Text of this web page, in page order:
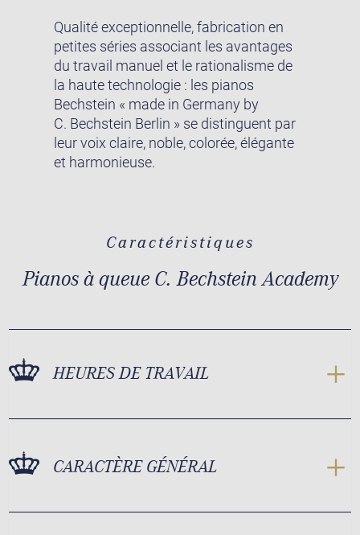
Qualité exceptionnelle, fabrication en
petites séries associant les avantages
du travail manuel et le rationalisme de
la haute technologie : les pianos
Bechstein « made in Germany by
C. Bechstein Berlin » se distinguent par
leur voix claire, noble, colorée, élégante
et harmonieuse.
Caractéristiques
Pianos à queue C. Bechstein Academy
HEURES DE TRAVAIL
CARACTÈRE GÉNÉRAL